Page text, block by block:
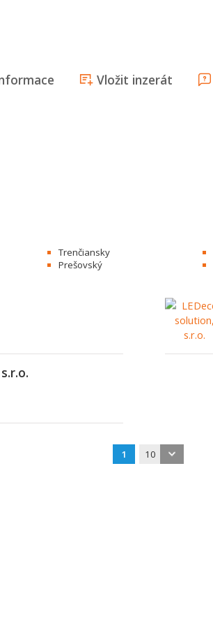
Vložit inzerát
Trenčiansky
Prešovský
1 10